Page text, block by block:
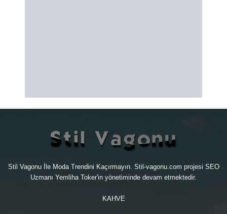
Stil Vagonu İle Moda Trendini Kaçırmayın. Stil-vagonu.com projesi SEO
Uzmanı Yemliha Toker'in yönetiminde devam etmektedir.
KAHVE